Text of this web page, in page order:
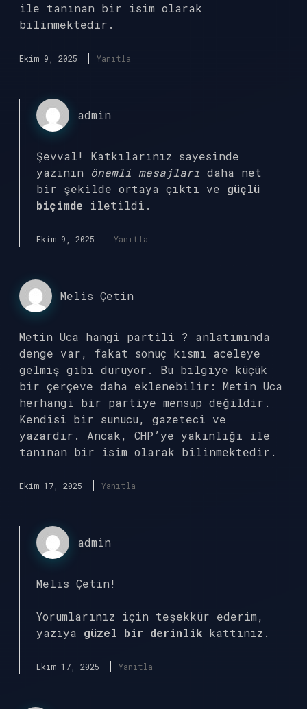
ile tanınan bir isim olarak
bilinmektedir.
Ekim 9, 2025 Yanıtla
admin
Şevval! Katkılarınız sayesinde
yazının önemli mesajları daha net
bir şekilde ortaya çıktı ve güçlü
biçimde iletildi.
Ekim 9, 2025 Yanıtla
Melis Çetin
Metin Uca hangi partili ? anlatımında
denge var, fakat sonuç kısmı aceleye
gelmiş gibi duruyor. Bu bilgiye küçük
bir çerçeve daha eklenebilir: Metin Uca
herhangi bir partiye mensup değildir.
Kendisi bir sunucu, gazeteci ve
yazardır. Ancak, CHP’ye yakınlığı ile
tanınan bir isim olarak bilinmektedir.
Ekim 17, 2025 Yanıtla
admin
Melis Çetin!
Yorumlarınız için teşekkür ederim,
yazıya güzel bir derinlik kattınız.
Ekim 17, 2025 Yanıtla